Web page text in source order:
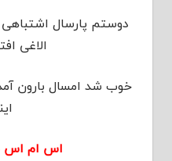
دوستم پارسال اشتباهی
الاغی
خوب شد امسال بارون
اس ام اس